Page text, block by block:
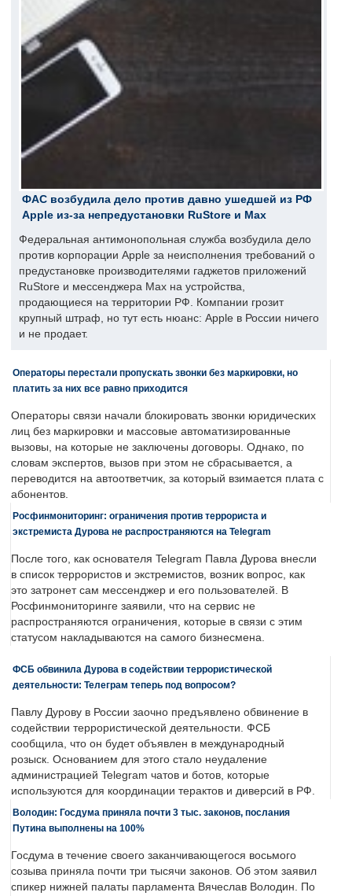
ФАС возбудила дело против давно ушедшей из РФ
Apple из-за непредустановки RuStore и Max
Федеральная антимонопольная служба возбудила дело
против корпорации Apple за неисполнения требований о
предустановке производителями гаджетов приложений
RuStore и мессенджера Max на устройства,
продающиеся на территории РФ. Компании грозит
крупный штраф, но тут есть нюанс: Apple в России ничего
и не продает.
Операторы перестали пропускать звонки без маркировки, но
платить за них все равно приходится
Операторы связи начали блокировать звонки юридических
лиц без маркировки и массовые автоматизированные
вызовы, на которые не заключены договоры. Однако, по
словам экспертов, вызов при этом не сбрасывается, а
переводится на автоответчик, за который взимается плата с
абонентов.
Росфинмониторинг: ограничения против террориста и
экстремиста Дурова не распространяются на Telegram
После того, как основателя Telegram Павла Дурова внесли
в список террористов и экстремистов, возник вопрос, как
это затронет сам мессенджер и его пользователей. В
Росфинмониторинге заявили, что на сервис не
распространяются ограничения, которые в связи с этим
статусом накладываются на самого бизнесмена.
ФСБ обвинила Дурова в содействии террористической
деятельности: Телеграм теперь под вопросом?
Павлу Дурову в России заочно предъявлено обвинение в
содействии террористической деятельности. ФСБ
сообщила, что он будет объявлен в международный
розыск. Основанием для этого стало неудаление
администрацией Telegram чатов и ботов, которые
используются для координации терактов и диверсий в РФ.
Володин: Госдума приняла почти 3 тыс. законов, послания
Путина выполнены на 100%
Госдума в течение своего заканчивающегося восьмого
созыва приняла почти три тысячи законов. Об этом заявил
спикер нижней палаты парламента Вячеслав Володин. По